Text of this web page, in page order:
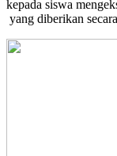
kepada siswa
yang diberikan